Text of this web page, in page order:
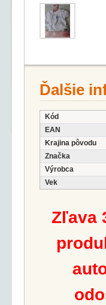
Ďalšie
Kód
EAN
Krajina pôvodu
Značka
Výrobca
Vek
Zľava